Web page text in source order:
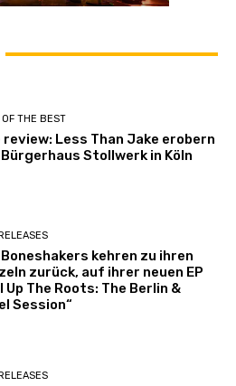
OF THE BEST
review: Less Than Jake erobern
Stollwerk in Köln
kehren zu ihren
zurück, auf ihrer neuen EP
Up The Roots: The Berlin &
Session“